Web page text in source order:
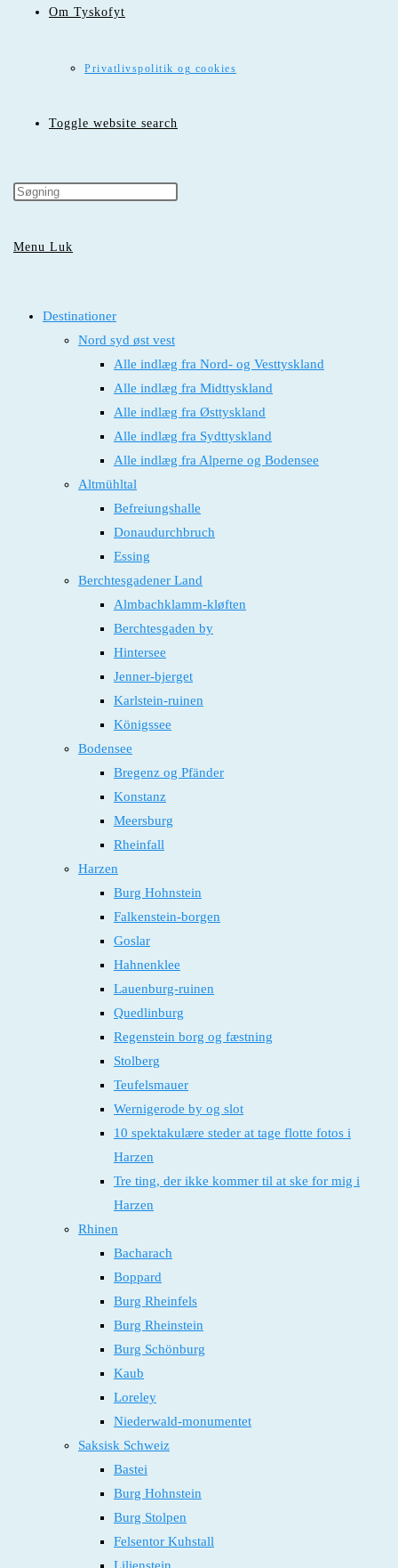
Om Tyskofyt
Privatlivspolitik og cookies
Toggle website search
Menu Luk
Destinationer
Nord syd øst vest
Alle indlæg fra Nord- og Vesttyskland
Alle indlæg fra Midttyskland
Alle indlæg fra Østtyskland
Alle indlæg fra Sydttyskland
Alle indlæg fra Alperne og Bodensee
Altmühltal
Befreiungshalle
Donaudurchbruch
Essing
Berchtesgadener Land
Almbachklamm-kløften
Berchtesgaden by
Hintersee
Jenner-bjerget
Karlstein-ruinen
Königssee
Bodensee
Bregenz og Pfänder
Konstanz
Meersburg
Rheinfall
Harzen
Burg Hohnstein
Falkenstein-borgen
Goslar
Hahnenklee
Lauenburg-ruinen
Quedlinburg
Regenstein borg og fæstning
Stolberg
Teufelsmauer
Wernigerode by og slot
10 spektakulære steder at tage flotte fotos i
Harzen
Tre ting, der ikke kommer til at ske for mig i
Harzen
Rhinen
Bacharach
Boppard
Burg Rheinfels
Burg Rheinstein
Burg Schönburg
Kaub
Loreley
Niederwald-monumentet
Saksisk Schweiz
Bastei
Burg Hohnstein
Burg Stolpen
Felsentor Kuhstall